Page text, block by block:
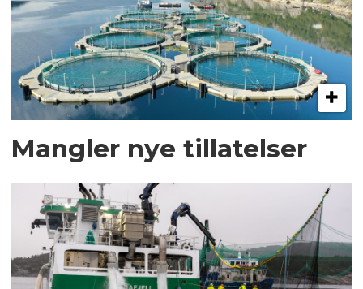
Mangler nye tillatelser